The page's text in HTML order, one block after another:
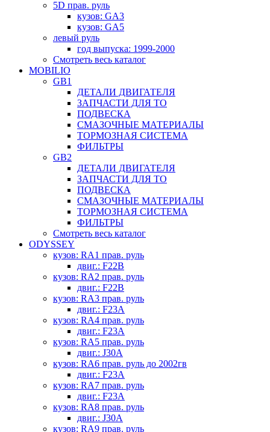
5D прав. руль
кузов: GA3
кузов: GA5
левый руль
год выпуска: 1999-2000
Смотреть весь каталог
MOBILIO
GB1
ДЕТАЛИ ДВИГАТЕЛЯ
ЗАПЧАСТИ ДЛЯ ТО
ПОДВЕСКА
СМАЗОЧНЫЕ МАТЕРИАЛЫ
ТОРМОЗНАЯ СИСТЕМА
ФИЛЬТРЫ
GB2
ДЕТАЛИ ДВИГАТЕЛЯ
ЗАПЧАСТИ ДЛЯ ТО
ПОДВЕСКА
СМАЗОЧНЫЕ МАТЕРИАЛЫ
ТОРМОЗНАЯ СИСТЕМА
ФИЛЬТРЫ
Смотреть весь каталог
ODYSSEY
кузов: RA1 прав. руль
двиг.: F22B
кузов: RA2 прав. руль
двиг.: F22B
кузов: RA3 прав. руль
двиг.: F23A
кузов: RA4 прав. руль
двиг.: F23A
кузов: RA5 прав. руль
двиг.: J30A
кузов: RA6 прав. руль до 2002гв
двиг.: F23A
кузов: RA7 прав. руль
двиг.: F23A
кузов: RA8 прав. руль
двиг.: J30A
кузов: RA9 прав. руль